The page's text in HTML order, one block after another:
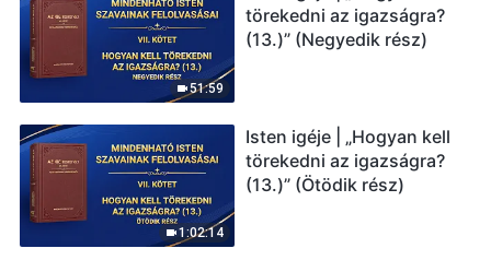
51:59
törekedni az igazságra?
(13.)” (Negyedik rész)
1:02:14
Isten igéje | „Hogyan kell
törekedni az igazságra?
(13.)” (Ötödik rész)